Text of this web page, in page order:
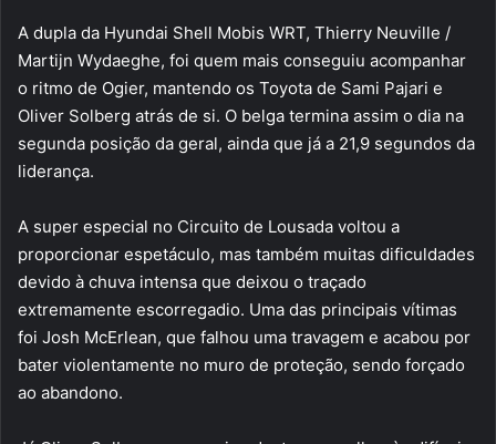
A dupla da Hyundai Shell Mobis WRT, Thierry Neuville /
Martijn Wydaeghe, foi quem mais conseguiu acompanhar
o ritmo de Ogier, mantendo os Toyota de Sami Pajari e
Oliver Solberg atrás de si. O belga termina assim o dia na
segunda posição da geral, ainda que já a 21,9 segundos da
liderança.
A super especial no Circuito de Lousada voltou a
proporcionar espetáculo, mas também muitas dificuldades
devido à chuva intensa que deixou o traçado
extremamente escorregadio. Uma das principais vítimas
foi Josh McErlean, que falhou uma travagem e acabou por
bater violentamente no muro de proteção, sendo forçado
ao abandono.